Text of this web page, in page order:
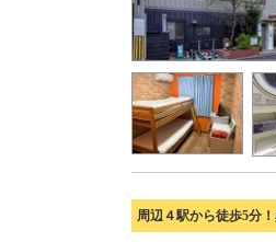
周辺４駅から徒歩5分